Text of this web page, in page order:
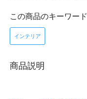
この商品のキーワード
インテリア
商品説明